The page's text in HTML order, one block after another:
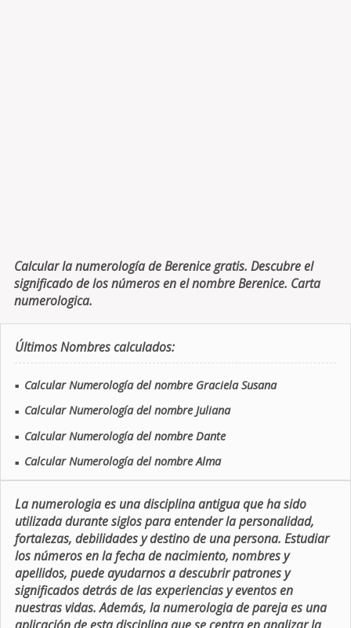
Calcular la numerología de Berenice gratis. Descubre el
significado de los números en el nombre Berenice. Carta
numerologica.
Últimos Nombres calculados:
■ Calcular Numerología del nombre Graciela Susana
■ Calcular Numerología del nombre Juliana
■ Calcular Numerología del nombre Dante
■ Calcular Numerología del nombre Alma
La numerologia es una disciplina antigua que ha sido
utilizada durante siglos para entender la personalidad,
fortalezas, debilidades y destino de una persona. Estudiar
los números en la fecha de nacimiento, nombres y
apellidos, puede ayudarnos a descubrir patrones y
significados detrás de las experiencias y eventos en
nuestras vidas. Además, la numerologia de pareja es una